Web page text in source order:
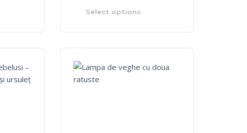
Select options